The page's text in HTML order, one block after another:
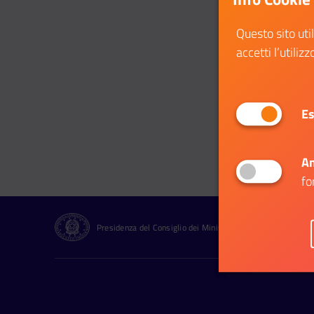
Presidenza del Consiglio dei Ministri Dipartimento per le
Questo sito
accetti